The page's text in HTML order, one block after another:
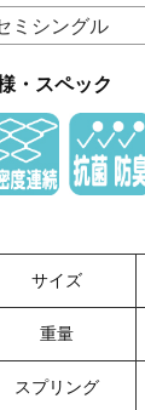
・スペック
サイズ
重量
スプリング